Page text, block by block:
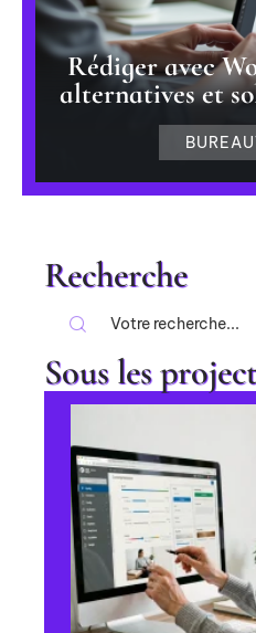
Rédiger avec
alternatives et
Recherche
Sous les